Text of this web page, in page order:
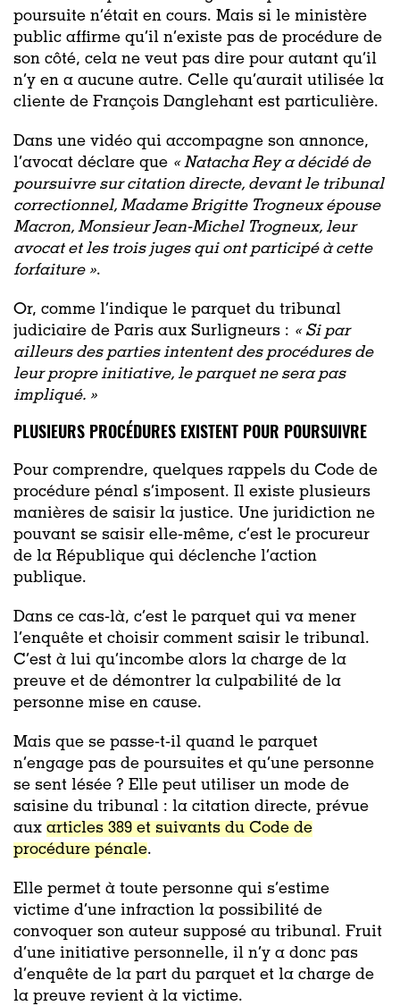
poursuite n’était en cours. Mais si le ministère
public affirme qu’il n’existe pas de procédure de
son côté, cela ne veut pas dire pour autant qu’il
n’y en a aucune autre. Celle qu’aurait utilisée la
cliente de François Danglehant est particulière.
Dans une vidéo qui accompagne son annonce,
l’avocat déclare que « Natacha Rey a décidé de
poursuivre sur citation directe, devant le tribunal
correctionnel, Madame Brigitte Trogneux épouse
Macron, Monsieur Jean-Michel Trogneux, leur
avocat et les trois juges qui ont participé à cette
forfaiture ».
Or, comme l’indique le parquet du tribunal
judiciaire de Paris aux Surligneurs : « Si par
ailleurs des parties intentent des procédures de
leur propre initiative, le parquet ne sera pas
impliqué. »
PLUSIEURS PROCÉDURES EXISTENT POUR POURSUIVRE
Pour comprendre, quelques rappels du Code de
procédure pénal s’imposent. Il existe plusieurs
manières de saisir la justice. Une juridiction ne
pouvant se saisir elle-même, c’est le procureur
de la République qui déclenche l’action
publique.
Dans ce cas-là, c’est le parquet qui va mener
l’enquête et choisir comment saisir le tribunal.
C’est à lui qu’incombe alors la charge de la
preuve et de démontrer la culpabilité de la
personne mise en cause.
Mais que se passe-t-il quand le parquet
n’engage pas de poursuites et qu’une personne
se sent lésée ? Elle peut utiliser un mode de
saisine du tribunal : la citation directe, prévue
aux articles 389 et suivants du Code de
procédure pénale.
Elle permet à toute personne qui s’estime
victime d’une infraction la possibilité de
convoquer son auteur supposé au tribunal. Fruit
d’une initiative personnelle, il n’y a donc pas
d’enquête de la part du parquet et la charge de
la preuve revient à la victime.